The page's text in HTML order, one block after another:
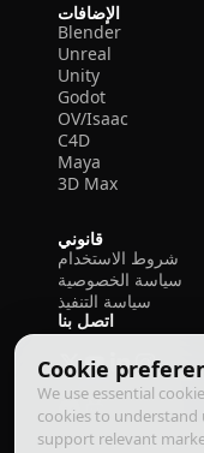
Cookie
We use essential
cookies to understand
support relevant
الإضافات
Blender
Unreal
Unity
Godot
OV/Isaac
C4D
Maya
3D Max
قانوني
شروط الاستخدام
سياسة الخصوصية
سياسة التنفيذ
اتصل بنا